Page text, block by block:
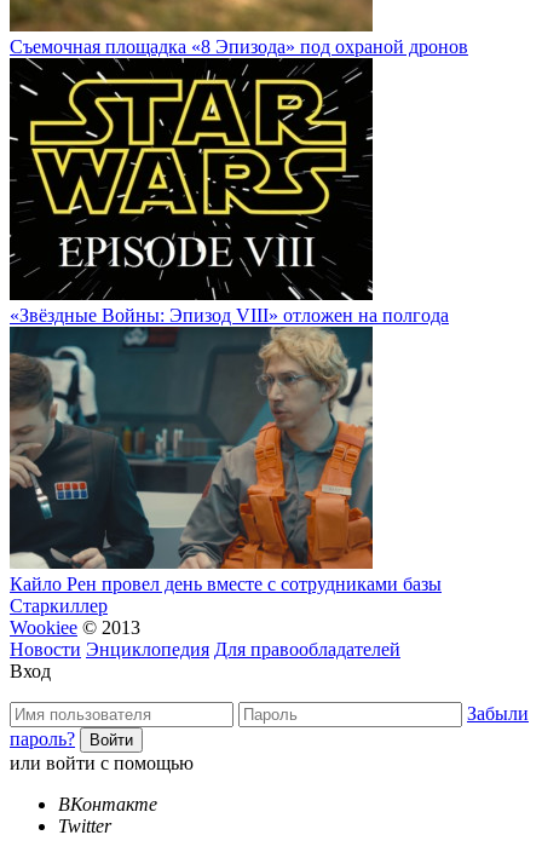
Cъемочная площадка «8 Эпизода» под охраной дронов
«Звёздные Войны: Эпизод VIII» отложен на полгода
Кайло Рен провел день вместе с сотрудниками базы
Старкиллер
Wookiee © 2013
Новости Энциклопедия Для правообладателей
Вход
Забыли
пароль?
или войти с помощью
ВКонтакте
Twitter